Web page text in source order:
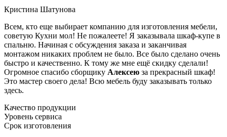
Кристина Шатунова
Всем, кто еще выбирает компанию для изготовления мебели,
советую Кухни мол! Не пожалеете! Я заказывала шкаф-купе в
спальню. Начиная с обсуждения заказа и заканчивая
монтажом никаких проблем не было. Все было сделано очень
быстро и качественно. К тому же мне ещё скидку сделали!
Огромное спасибо сборщику Алексею за прекрасный шкаф!
Это мастер своего дела! Всю мебель буду заказывать только
здесь.
Качество продукции
Уровень сервиса
Срок изготовления